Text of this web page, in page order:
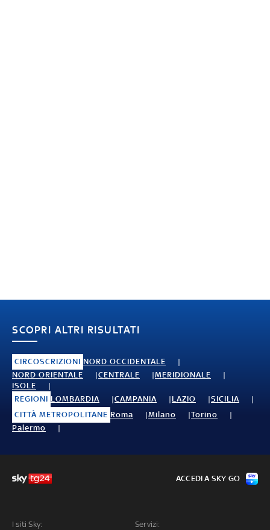
SCOPRI ALTRI RISULTATI
CIRCOSCRIZIONI NORD OCCIDENTALE
NORD ORIENTALE
CENTRALE
MERIDIONALE
ISOLE
REGIONI LOMBARDIA CAMPANIA LAZIO
SICILIA
CITTÀ METROPOLITANE Roma Milano
Torino
Palermo
I siti Sky: Servizi:
ACCEDI A SKY GO